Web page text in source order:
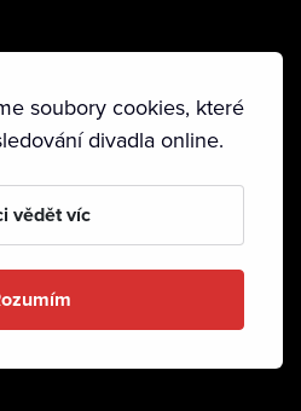
soubory cookies, které
divadla online.
vědět víc